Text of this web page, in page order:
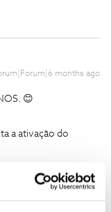
months ago
😊
a ativação do